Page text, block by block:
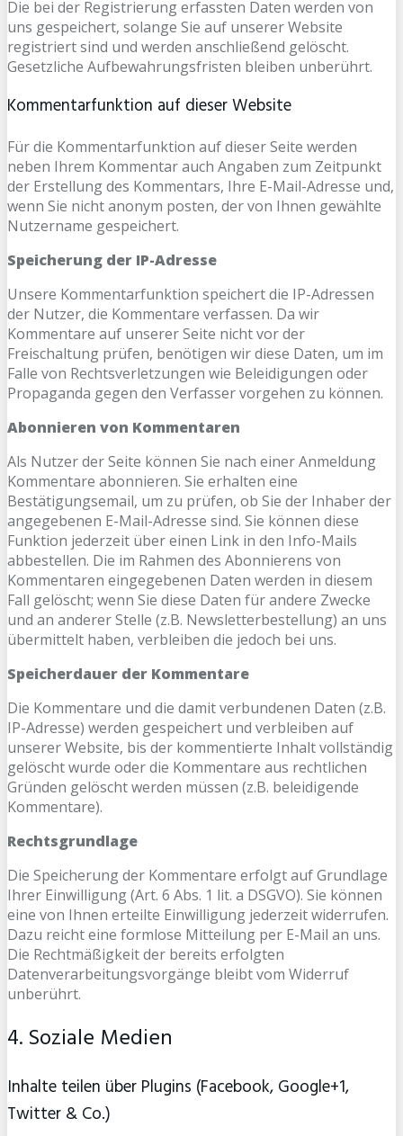
Die bei der Registrierung erfassten Daten werden von
uns gespeichert, solange Sie auf unserer Website
registriert sind und werden anschließend gelöscht.
Gesetzliche Aufbewahrungsfristen bleiben unberührt.
Kommentarfunktion auf dieser Website
Für die Kommentarfunktion auf dieser Seite werden
neben Ihrem Kommentar auch Angaben zum Zeitpunkt
der Erstellung des Kommentars, Ihre E-Mail-Adresse und,
wenn Sie nicht anonym posten, der von Ihnen gewählte
Nutzername gespeichert.
Speicherung der IP-Adresse
Unsere Kommentarfunktion speichert die IP-Adressen
der Nutzer, die Kommentare verfassen. Da wir
Kommentare auf unserer Seite nicht vor der
Freischaltung prüfen, benötigen wir diese Daten, um im
Falle von Rechtsverletzungen wie Beleidigungen oder
Propaganda gegen den Verfasser vorgehen zu können.
Abonnieren von Kommentaren
Als Nutzer der Seite können Sie nach einer Anmeldung
Kommentare abonnieren. Sie erhalten eine
Bestätigungsemail, um zu prüfen, ob Sie der Inhaber der
angegebenen E-Mail-Adresse sind. Sie können diese
Funktion jederzeit über einen Link in den Info-Mails
abbestellen. Die im Rahmen des Abonnierens von
Kommentaren eingegebenen Daten werden in diesem
Fall gelöscht; wenn Sie diese Daten für andere Zwecke
und an anderer Stelle (z.B. Newsletterbestellung) an uns
übermittelt haben, verbleiben die jedoch bei uns.
Speicherdauer der Kommentare
Die Kommentare und die damit verbundenen Daten (z.B.
IP-Adresse) werden gespeichert und verbleiben auf
unserer Website, bis der kommentierte Inhalt vollständig
gelöscht wurde oder die Kommentare aus rechtlichen
Gründen gelöscht werden müssen (z.B. beleidigende
Kommentare).
Rechtsgrundlage
Die Speicherung der Kommentare erfolgt auf Grundlage
Ihrer Einwilligung (Art. 6 Abs. 1 lit. a DSGVO). Sie können
eine von Ihnen erteilte Einwilligung jederzeit widerrufen.
Dazu reicht eine formlose Mitteilung per E-Mail an uns.
Die Rechtmäßigkeit der bereits erfolgten
Datenverarbeitungsvorgänge bleibt vom Widerruf
unberührt.
4. Soziale Medien
Inhalte teilen über Plugins (Facebook, Google+1,
Twitter & Co.)